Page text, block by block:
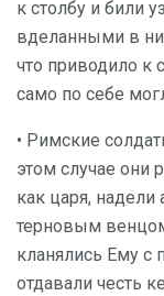
к столбу и били
вделанными в
что приводило
само по себе
• Римские
этом случае они
как царя,
терновым
кланялись Ему с
отдавали честь